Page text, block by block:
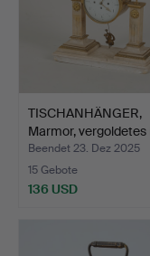
TISCHANHÄNGER,
Marmor, vergoldetes
…
Beendet 23. Dez 2025
15 Gebote
136 USD